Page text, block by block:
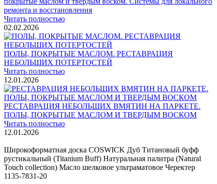
ремонта и восстановления
Читать полностью
02.02.2026
ПОЛЫ, ПОКРЫТЫЕ МАСЛОМ. РЕСТАВРАЦИЯ
НЕБОЛЬШИХ ПОТЕРТОСТЕЙ
Читать полностью
12.01.2026
РЕСТАВРАЦИЯ НЕБОЛЬШИХ ВМЯТИН НА ПАРКЕТЕ.
ПОЛЫ, ПОКРЫТЫЕ МАСЛОМ И ТВЕРДЫМ ВОСКОМ
Читать полностью
12.01.2026
Широкоформатная доска COSWICK Дуб Титановый буфф
рустикальный (Titanium Buff) Натуральная палитра (Natural
Touch collection) Масло шелковое ультраматовое Черектер
1135-7831-20